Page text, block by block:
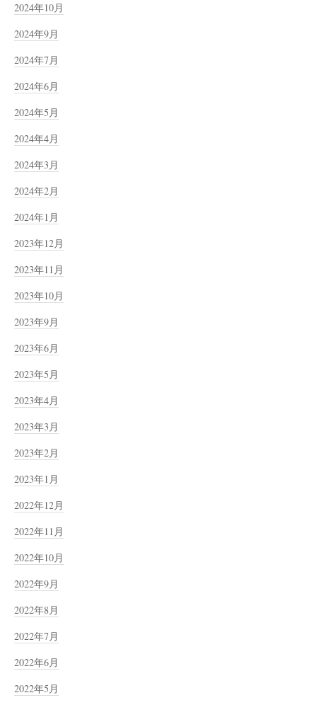
2024年10月
2024年9月
2024年7月
2024年6月
2024年5月
2024年4月
2024年3月
2024年2月
2024年1月
2023年12月
2023年11月
2023年10月
2023年9月
2023年6月
2023年5月
2023年4月
2023年3月
2023年2月
2023年1月
2022年12月
2022年11月
2022年10月
2022年9月
2022年8月
2022年7月
2022年6月
2022年5月